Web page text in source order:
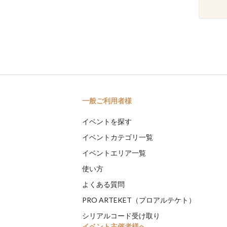
一般ご利用者様
イベントを探す
イベントカテゴリ一覧
イベントエリア一覧
使い方
よくある質問
PRO ARTEKET（プロアルテケト）
シリアルコード受け取り